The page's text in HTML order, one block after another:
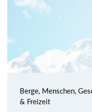
Berge, Menschen,
& Freizeit